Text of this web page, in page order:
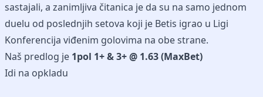
sastajali, a zanimljiva čitanica je da su na samo jednom
duelu od poslednjih setova koji je Betis igrao u Ligi
Konferencija viđenim golovima na obe strane.
Naš predlog je 1pol 1+ & 3+ @ 1.63 (MaxBet)
Idi na opkladu